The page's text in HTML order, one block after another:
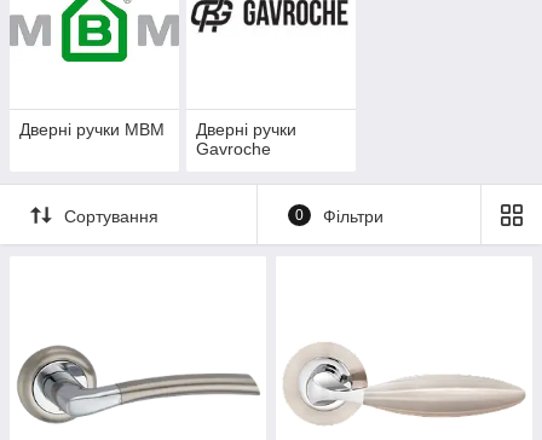
Дверні ручки МВМ
Дверні ручки
Gavroche
Сортування 0 Фільтри